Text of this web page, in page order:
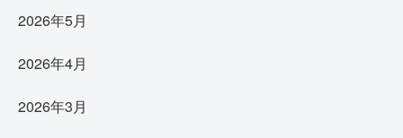
2026年5月
2026年4月
2026年3月